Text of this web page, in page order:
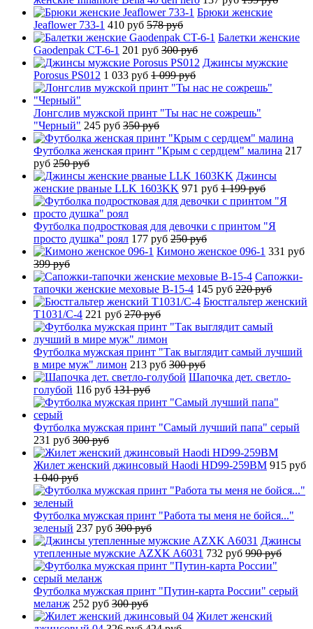
Брюки женские
Jeaflower 733-1 410 руб 578 руб
Балетки женские
Gaodenpak CT-6-1 201 руб 300 руб
Джинсы мужские
Porosus PS012 1 033 руб 1 099 руб
Лонгслив мужской принт "Ты нас не сожрешь"
"Черный" 245 руб 350 руб
Футболка женская принт "Крым с сердцем" малина 217
руб 250 руб
Джинсы
женские рваные LLK 1603KK 971 руб 1 199 руб
Футболка подростковая для девочки с принтом "Я
просто душка" роял 177 руб 250 руб
Кимоно женское 096-1 331 руб
399 руб
Сапожки-
тапочки женские меховые B-15-4 145 руб 220 руб
Бюстгальтер женский
T1031/C-4 221 руб 270 руб
Футболка мужская принт "Так выглядит самый лучший
в мире муж" лимон 213 руб 300 руб
Шапочка дет. светло-
голубой 116 руб 131 руб
Футболка мужская принт "Самый лучший папа" серый
231 руб 300 руб
Жилет женский джинсовый Haodi HD99-259BM 915 руб
1 040 руб
Футболка мужская принт "Работа ты меня не бойся..."
зеленый 237 руб 300 руб
Джинсы
утепленные мужские AZXK A6031 732 руб 990 руб
Футболка мужская принт "Путин-карта России" серый
меланж 252 руб 300 руб
Жилет женский